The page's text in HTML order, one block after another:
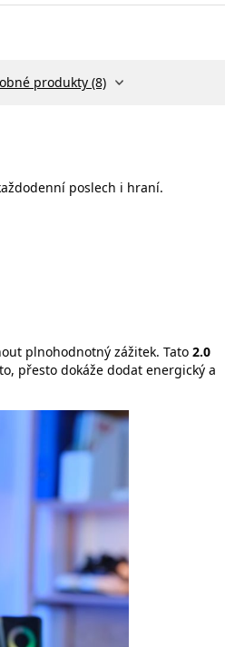
produkty (8)
poslech i hraní.
plnohodnotný zážitek. Tato 2.0
přesto dokáže dodat energický a